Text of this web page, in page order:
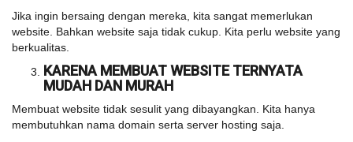
Jika ingin bersaing dengan mereka, kita sangat memerlukan
website. Bahkan website saja tidak cukup. Kita perlu website yang
berkualitas.
KARENA MEMBUAT WEBSITE TERNYATA
MUDAH DAN MURAH
Membuat website tidak sesulit yang dibayangkan. Kita hanya
membutuhkan nama domain serta server hosting saja.